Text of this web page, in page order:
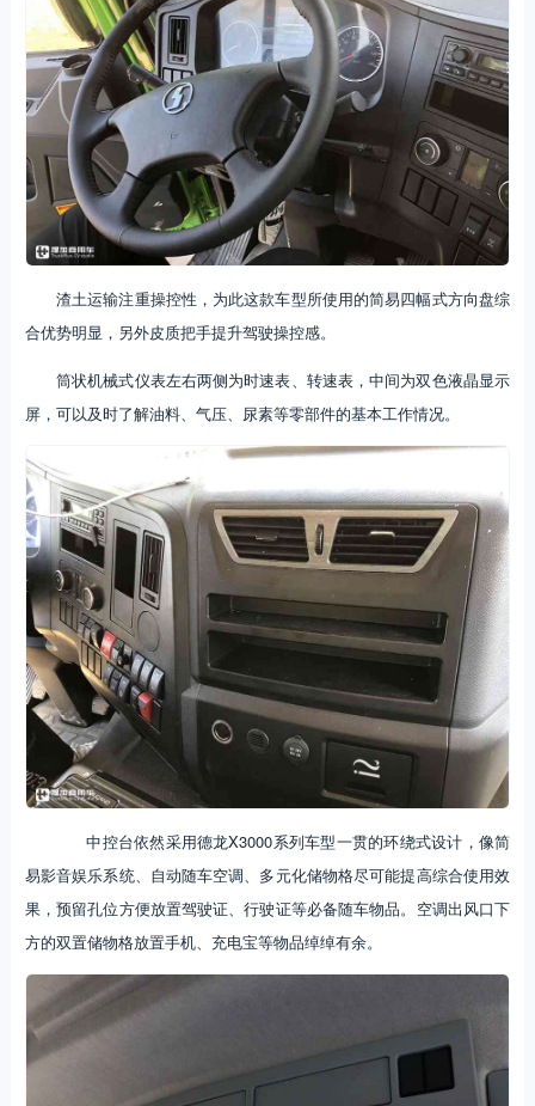
渣土运输注重操控性，为此这款车型所使用的简易四幅式方向盘综
合优势明显，另外皮质把手提升驾驶操控感。
筒状机械式仪表左右两侧为时速表、转速表，中间为双色液晶显示
屏，可以及时了解油料、气压、尿素等零部件的基本工作情况。
中控台依然采用德龙X3000系列车型一贯的环绕式设计，像简
易影音娱乐系统、自动随车空调、多元化储物格尽可能提高综合使用效
果，预留孔位方便放置驾驶证、行驶证等必备随车物品。空调出风口下
方的双置储物格放置手机、充电宝等物品绰绰有余。